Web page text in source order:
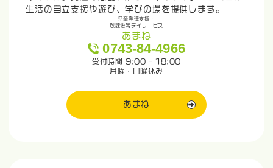
生活の自立支援や遊び、学びの場を提供します。
児童発達支援・
放課後等デイサービス
あまね
0743-84-4966
受付時間 9:00 - 18:00
月曜・日曜休み
あまね